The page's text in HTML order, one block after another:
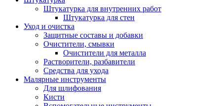
Штукатурка для внутренних работ
Штукатурка для стен
Уход и очистка
Защитные составы и добавки
Очистители, смывки
Очистители для металла
Растворители, разбавители
Средства для ухода
Малярные инструменты
Для шлифования
Кисти